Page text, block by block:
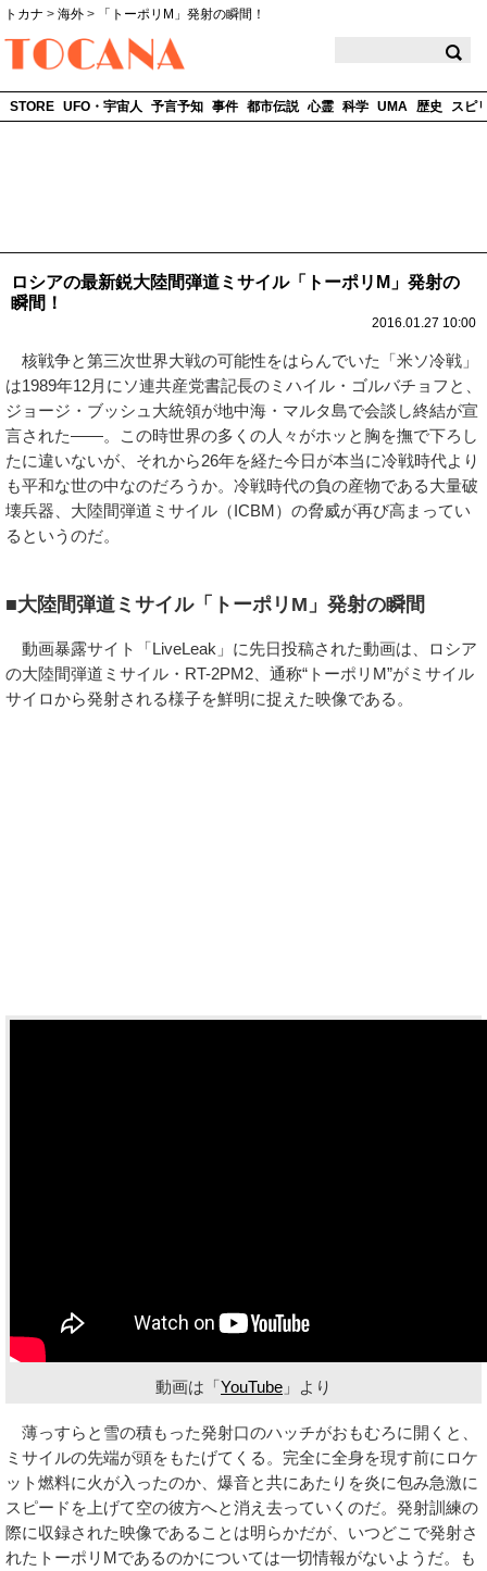
トカナ > 海外 >
「トーポリM」発射の瞬間！
STORE UFO・宇宙人 予言予知 事件 都市伝説 心霊 科学 UMA 歴史 スピ
ロシアの最新鋭大陸間弾道ミサイル「トーポリM」発射の
瞬間！
2016.01.27 10:00
核戦争と第三次世界大戦の可能性をはらんでいた「米ソ冷戦」
は1989年12月にソ連共産党書記長のミハイル・ゴルバチョフと、
ジョージ・ブッシュ大統領が地中海・マルタ島で会談し終結が宣
言された――。この時世界の多くの人々がホッと胸を撫で下ろし
たに違いないが、それから26年を経た今日が本当に冷戦時代より
も平和な世の中なのだろうか。冷戦時代の負の産物である大量破
壊兵器、大陸間弾道ミサイル（ICBM）の脅威が再び高まってい
るというのだ。
■大陸間弾道ミサイル「トーポリM」発射の瞬間
動画暴露サイト「LiveLeak」に先日投稿された動画は、ロシア
の大陸間弾道ミサイル・RT-2PM2、通称“トーポリM”がミサイル
サイロから発射される様子を鮮明に捉えた映像である。
動画は「YouTube 」より
薄っすらと雪の積もった発射口のハッチがおもむろに開くと、
ミサイルの先端が頭をもたげてくる。完全に全身を現す前にロケ
ット燃料に火が入ったのか、爆音と共にあたりを炎に包み急激に
スピードを上げて空の彼方へと消え去っていくのだ。発射訓練の
際に収録された映像であることは明らかだが、いつどこで発射さ
れたトーポリMであるのかについては一切情報がないようだ。も